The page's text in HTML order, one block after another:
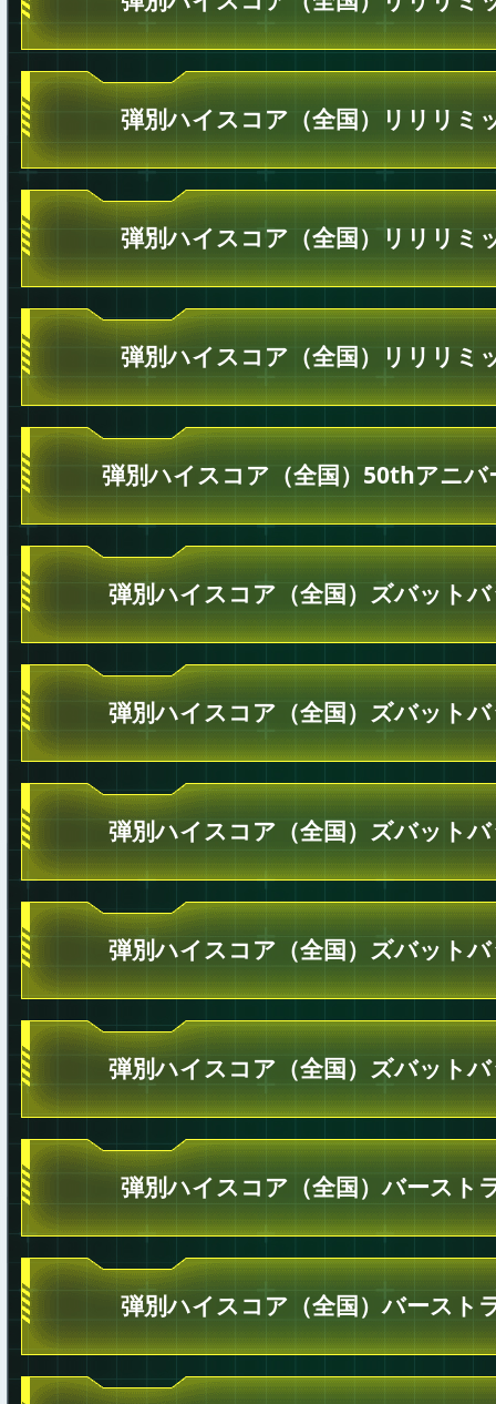
弾別ハイスコア（全国）リリリミ
弾別ハイスコア（全国）リリリミ
弾別ハイスコア（全国）リリリミ
弾別ハイスコア（全国）50thアニバ
弾別ハイスコア（全国）ズバット
弾別ハイスコア（全国）ズバット
弾別ハイスコア（全国）ズバット
弾別ハイスコア（全国）ズバット
弾別ハイスコア（全国）ズバット
弾別ハイスコア（全国）バースト
弾別ハイスコア（全国）バースト